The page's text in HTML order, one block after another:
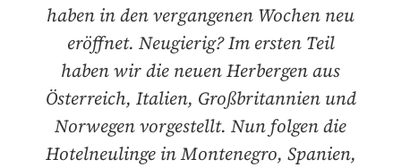
haben in den vergangenen Wochen neu
eröffnet. Neugierig? Im ersten Teil
haben wir die neuen Herbergen aus
Österreich, Italien, Großbritannien und
Norwegen vorgestellt. Nun folgen die
Hotelneulinge in Montenegro, Spanien,